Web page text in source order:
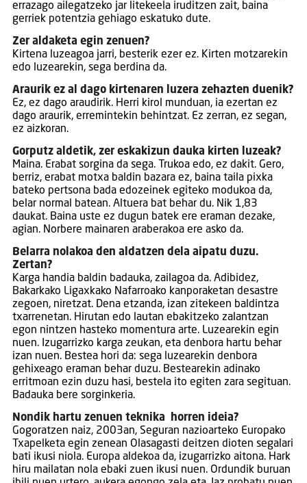
errazago ailegatzeko jar litekeela iruditzen zait, baina
gerriek potentzia gehiago eskatuko dute.
Zer aldaketa egin zenuen?
Kirtena luzeagoa jarri, besterik ezer ez. Kirten motzarekin
edo luzearekin, sega berdina da.
Araurik ez al dago kirtenaren luzera zehazten duenik?
Ez, ez dago araudirik. Herri kirol munduan, ia ezertan ez
dago araurik, erremintekin behintzat. Ez zerran, ez segan,
ez aizkoran.
Gorputz aldetik, zer eskakizun dauka kirten luzeak?
Maina. Erabat sorgina da sega. Trukoa edo, ez dakit. Gero,
berriz, erabat motxa baldin bazara ez, baina taila pixka
bateko pertsona bada edozeinek egiteko modukoa da,
belar normal batean. Altuera bat behar du. Nik 1,83
daukat. Baina uste ez dugun batek ere eraman dezake,
agian. Norbere mainaren araberakoa ere asko da.
Belarra nolakoa den aldatzen dela aipatu duzu.
Zertan?
Karga handia baldin badauka, zailagoa da. Adibidez,
Bakarkako Ligaxkako Nafarroako kanporaketan desastre
zegoen, niretzat. Dena etzanda, izan zitekeen baldintza
txarrenetan. Hirutan edo lautan ebakitzeko zalantzan
egon nintzen hasteko momentura arte. Luzearekin egin
nuen. Izugarrizko karga zeukan, eta denbora hartu behar
izan nuen. Bestea hori da: sega luzearekin denbora
gehixeago eraman behar duzu. Bestearekin adinako
erritmoan ezin duzu hasi, bestela ito egiten zara segituan.
Badauka bere sorginkeria.
Nondik hartu zenuen teknika horren ideia?
Gogoratzen naiz, 2003an, Seguran nazioarteko Europako
Txapelketa egin zenean Olasagasti deitzen dioten segalari
bati ikusi niola. Europa aldekoa da, izugarrizko aitona. Hark
hiru mailatan nola ebaki zuen ikusi nuen. Ordundik buruan